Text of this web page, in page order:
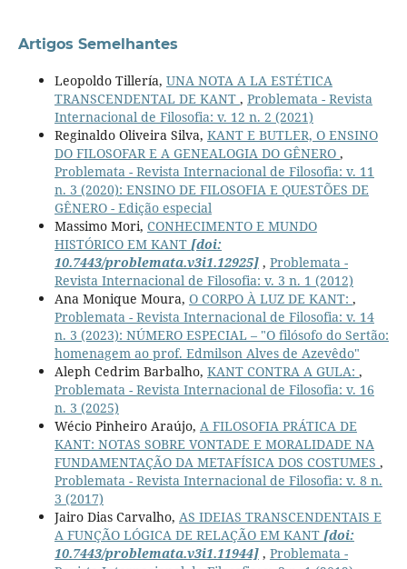
Artigos Semelhantes
Leopoldo Tillería, UNA NOTA A LA ESTÉTICA
TRANSCENDENTAL DE KANT , Problemata - Revista
Internacional de Filosofia: v. 12 n. 2 (2021)
Reginaldo Oliveira Silva, KANT E BUTLER, O ENSINO
DO FILOSOFAR E A GENEALOGIA DO GÊNERO ,
Problemata - Revista Internacional de Filosofia: v. 11
n. 3 (2020): ENSINO DE FILOSOFIA E QUESTÕES DE
GÊNERO - Edição especial
Massimo Mori, CONHECIMENTO E MUNDO
HISTÓRICO EM KANT [doi:
10.7443/problemata.v3i1.12925], Problemata -
Revista Internacional de Filosofia: v. 3 n. 1 (2012)
Ana Monique Moura, O CORPO À LUZ DE KANT: ,
Problemata - Revista Internacional de Filosofia: v. 14
n. 3 (2023): NÚMERO ESPECIAL – "O filósofo do Sertão:
homenagem ao prof. Edmilson Alves de Azevêdo"
Aleph Cedrim Barbalho, KANT CONTRA A GULA: ,
Problemata - Revista Internacional de Filosofia: v. 16
n. 3 (2025)
Wécio Pinheiro Araújo, A FILOSOFIA PRÁTICA DE
KANT: NOTAS SOBRE VONTADE E MORALIDADE NA
FUNDAMENTAÇÃO DA METAFÍSICA DOS COSTUMES ,
Problemata - Revista Internacional de Filosofia: v. 8 n.
3 (2017)
Jairo Dias Carvalho, AS IDEIAS TRANSCENDENTAIS E
A FUNÇÃO LÓGICA DE RELAÇÃO EM KANT [doi:
10.7443/problemata.v3i1.11944], Problemata -